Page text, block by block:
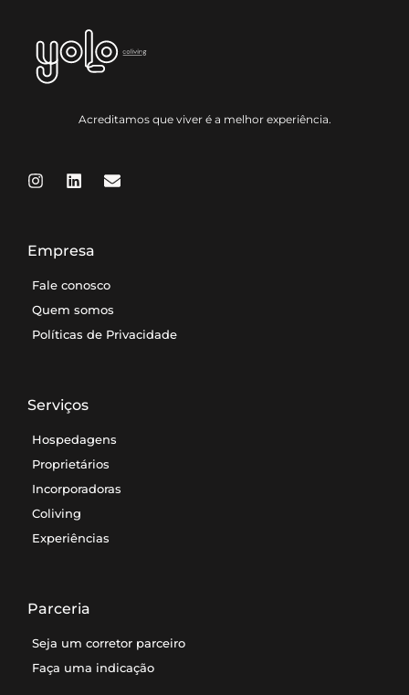
Acreditamos que viver é a melhor experiência.
Empresa
Fale conosco
Quem somos
Políticas de Privacidade
Serviços
Hospedagens
Proprietários
Incorporadoras
Coliving
Experiências
Parceria
Seja um corretor parceiro
Faça uma indicação